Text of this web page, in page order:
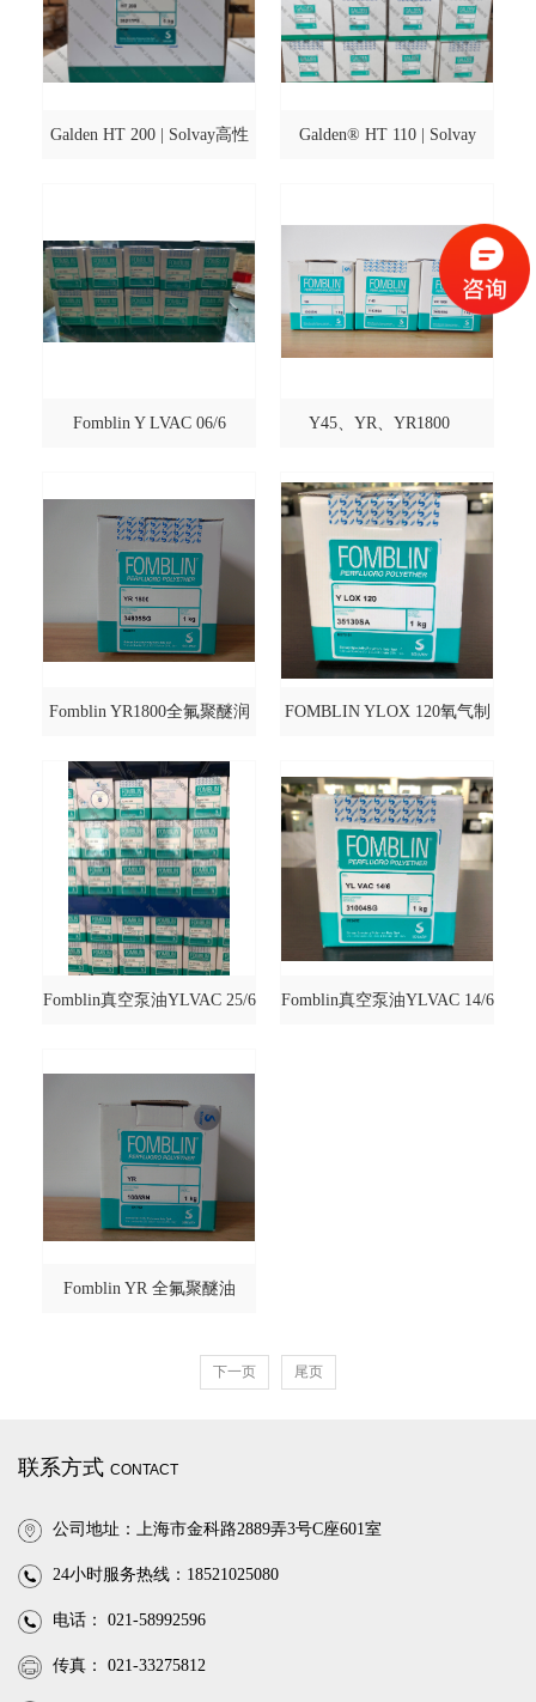
Galden HT 200 | Solvay高性 Galden® HT 110 | Solvay
Fomblin Y LVAC 06/6 Y45、YR、YR1800
Fomblin YR1800全氟聚醚润
滑油
FOMBLIN YLOX 120氧气制
Fomblin真空泵油YLVAC 25/6 Fomblin真空泵油YLVAC 14/6
Fomblin YR 全氟聚醚油
下一页 尾页
联系方式 CONTACT
公司地址：上海市金科路2889弄3号C座601室
24小时服务热线：18521025080
电话： 021-58992596
传真： 021-33275812